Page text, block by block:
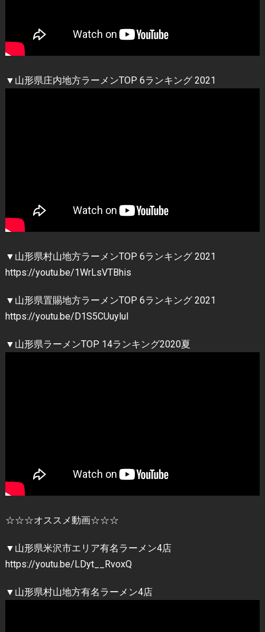
▼山形県庄内地方ラーメンTOP 6ランキング 2021
▼山形県村山地方ラーメンTOP 6ランキング 2021
https://youtu.be/1WrLsVTBhis
▼山形県置賜地方ラーメンTOP 6ランキング 2021
https://youtu.be/D1S5CUuyluI
▼山形県ラーメンTOP 14ランキング2020夏
☆☆☆オススメ動画☆☆☆
▼山形県米沢市エリア有名ラーメン4店
https://youtu.be/LDyt__RvoxQ
▼山形県村山地方有名ラーメン4店